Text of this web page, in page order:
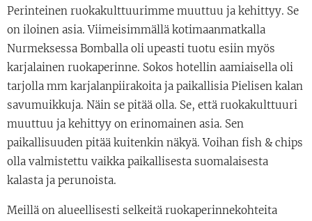
Perinteinen ruokakulttuurimme muuttuu ja kehittyy. Se
on iloinen asia. Viimeisimmällä kotimaanmatkalla
Nurmeksessa Bomballa oli upeasti tuotu esiin myös
karjalainen ruokaperinne. Sokos hotellin aamiaisella oli
tarjolla mm karjalanpiirakoita ja paikallisia Pielisen kalan
savumuikkuja. Näin se pitää olla. Se, että ruokakulttuuri
muuttuu ja kehittyy on erinomainen asia. Sen
paikallisuuden pitää kuitenkin näkyä. Voihan fish & chips
olla valmistettu vaikka paikallisesta suomalaisesta
kalasta ja perunoista.
Meillä on alueellisesti selkeitä ruokaperinnekohteita